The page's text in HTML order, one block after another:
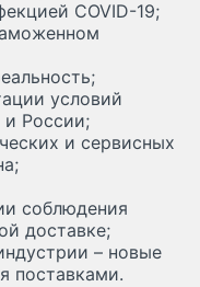
COVID-19;
условий
России;
и сервисных
соблюдения
доставке;
– новые
поставками.